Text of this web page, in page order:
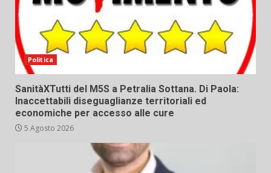
Politica
SanitàXTutti del M5S a Petralia Sottana. Di Paola:
Inaccettabili diseguaglianze territoriali ed
economiche per accesso alle cure
5 Agosto 2026